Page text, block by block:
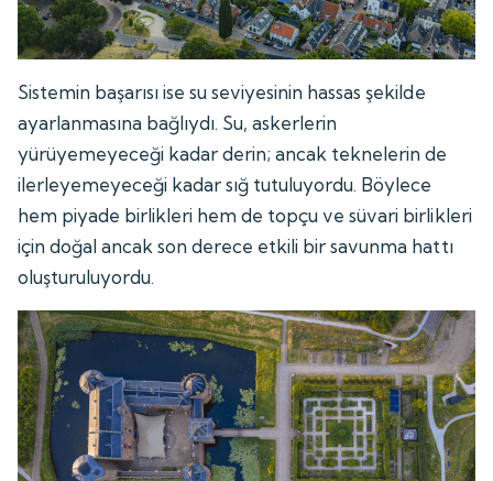
Sistemin başarısı ise su seviyesinin hassas şekilde
ayarlanmasına bağlıydı. Su, askerlerin
yürüyemeyeceği kadar derin; ancak teknelerin de
ilerleyemeyeceği kadar sığ tutuluyordu. Böylece
hem piyade birlikleri hem de topçu ve süvari birlikleri
için doğal ancak son derece etkili bir savunma hattı
oluşturuluyordu.